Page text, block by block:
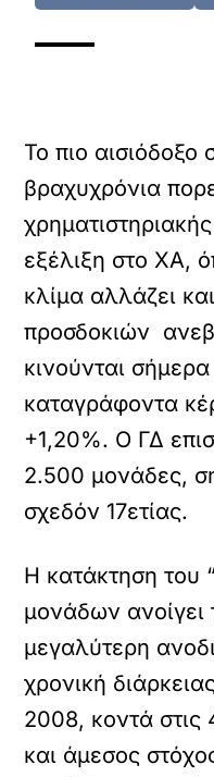
Το πιο αισιόδοξο
βραχυχρόνια
εξέλιξη στο ΧΑ,
κλίμα αλλάζει
προσδοκιών
κινούνται σήμερα
καταγράφοντα
+1,20%. Ο ΓΔ
2.500 μονάδες,
σχεδόν 17ετίας.
Η κατάκτηση του
μονάδων ανοίγει
μεγαλύτερη
χρονική
2008, κοντά
και άμεσος